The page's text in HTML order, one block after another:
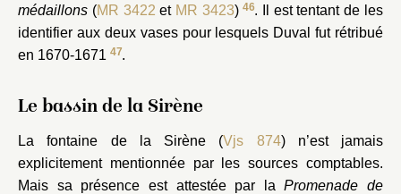
médaillons (MR 3422 et MR 3423) 46. Il est tentant de les
identifier aux deux vases pour lesquels Duval fut rétribué
en 1670-1671 47.
Le bassin de la Sirène
La fontaine de la Sirène (Vjs 874) n’est jamais
explicitement mentionnée par les sources comptables.
Mais sa présence est attestée par laPromenade de